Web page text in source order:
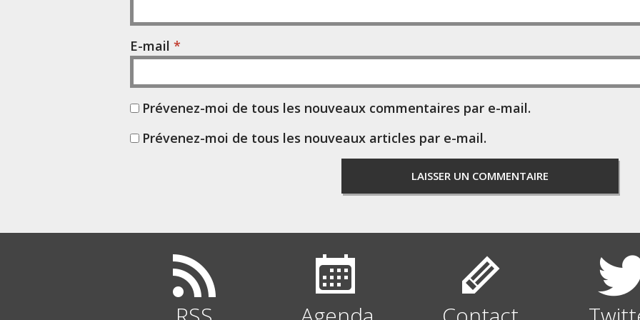
E-mail *
Prévenez-moi de tous les nouveaux commentaires par e-mail.
Prévenez-moi de tous les nouveaux articles par e-mail.